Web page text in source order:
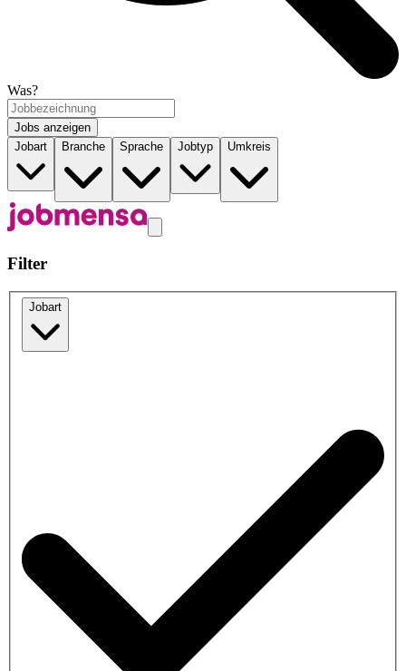
Was?
Jobs anzeigen
Jobart
Branche Sprache Jobtyp Umkreis
Filter
Jobart